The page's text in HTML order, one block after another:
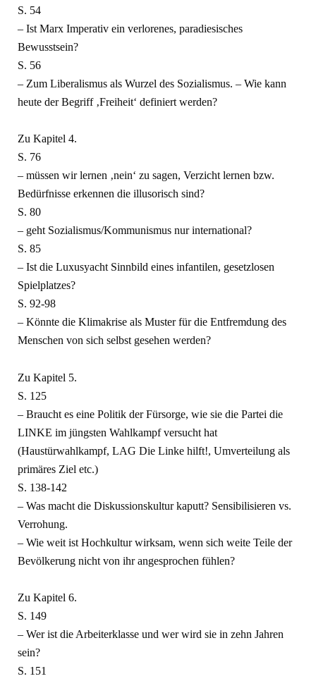
S. 54
– Ist Marx Imperativ ein verlorenes, paradiesisches
Bewusstsein?
S. 56
– Zum Liberalismus als Wurzel des Sozialismus. – Wie kann
heute der Begriff ‚Freiheit‘ definiert werden?
Zu Kapitel 4.
S. 76
– müssen wir lernen ‚nein‘ zu sagen, Verzicht lernen bzw.
Bedürfnisse erkennen die illusorisch sind?
S. 80
– geht Sozialismus/Kommunismus nur international?
S. 85
– Ist die Luxusyacht Sinnbild eines infantilen, gesetzlosen
Spielplatzes?
S. 92-98
– Könnte die Klimakrise als Muster für die Entfremdung des
Menschen von sich selbst gesehen werden?
Zu Kapitel 5.
S. 125
– Braucht es eine Politik der Fürsorge, wie sie die Partei die
LINKE im jüngsten Wahlkampf versucht hat
(Haustürwahlkampf, LAG Die Linke hilft!, Umverteilung als
primäres Ziel etc.)
S. 138-142
– Was macht die Diskussionskultur kaputt? Sensibilisieren vs.
Verrohung.
– Wie weit ist Hochkultur wirksam, wenn sich weite Teile der
Bevölkerung nicht von ihr angesprochen fühlen?
Zu Kapitel 6.
S. 149
– Wer ist die Arbeiterklasse und wer wird sie in zehn Jahren
sein?
S. 151